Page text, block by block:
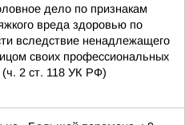
дело по признакам
вреда здоровью по
вследствие ненадлежащего
своих профессиональных
(ч. 2 ст. 118 УК РФ)